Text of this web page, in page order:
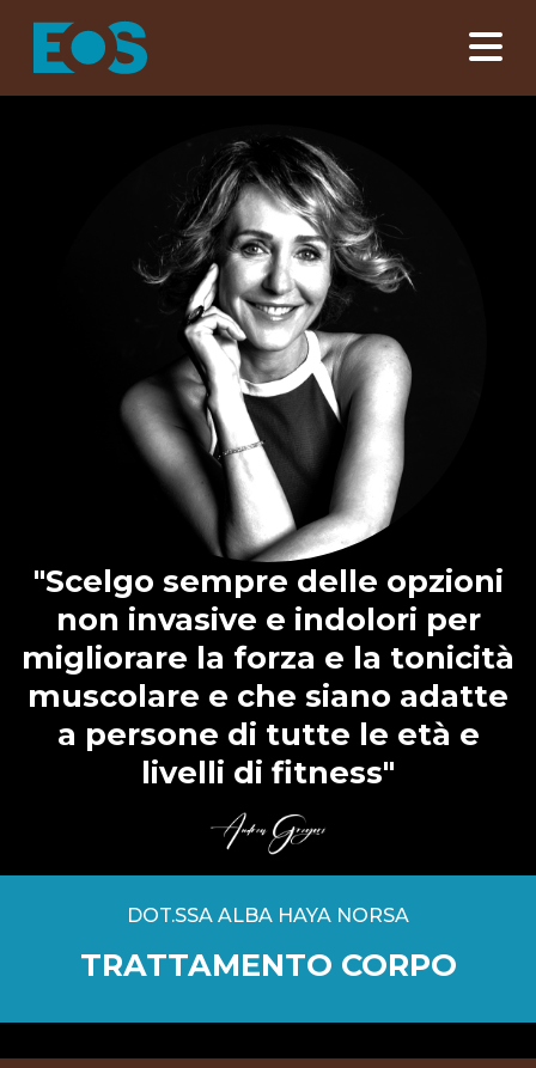
"Scelgo sempre delle opzioni
non invasive e indolori per
migliorare la forza e la tonicità
muscolare e che siano adatte
a persone di tutte le età e
livelli di fitness"
DOT.SSA ALBA HAYA NORSA
TRATTAMENTO CORPO